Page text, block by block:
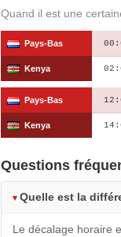
Quand il est une
Pays-Bas
Kenya
Pays-Bas
Kenya
Questions
Quelle est la
Le décalage horaire